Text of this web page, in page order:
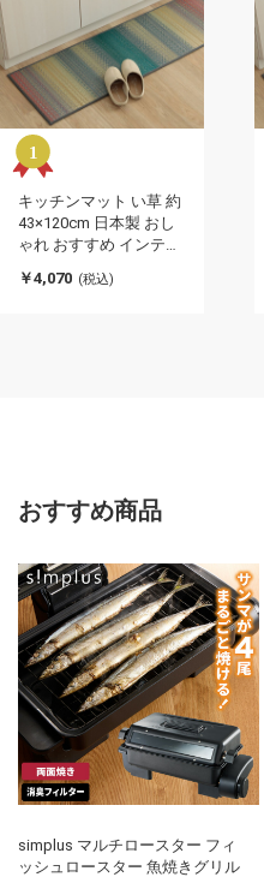
キッチンマット い草 約
43×120cm 日本製 おし
ゃれ おすすめ インテリ
い草ラグ 抗菌防臭 カー
￥4,070 (税込)
おすすめ商品
simplus マルチロースター フィ
ッシュロースター 魚焼きグリル